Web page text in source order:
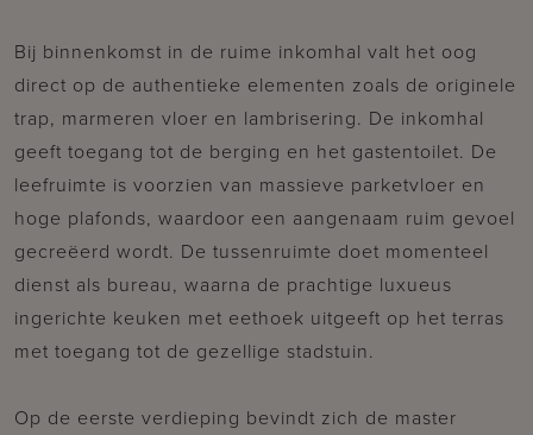
Bij binnenkomst in de ruime inkomhal valt het oog
direct op de authentieke elementen zoals de originele
trap, marmeren vloer en lambrisering. De inkomhal
geeft toegang tot de berging en het gastentoilet. De
leefruimte is voorzien van massieve parketvloer en
hoge plafonds, waardoor een aangenaam ruim gevoel
gecreëerd wordt. De tussenruimte doet momenteel
dienst als bureau, waarna de prachtige luxueus
ingerichte keuken met eethoek uitgeeft op het terras
met toegang tot de gezellige stadstuin.
Op de eerste verdieping bevindt zich de master